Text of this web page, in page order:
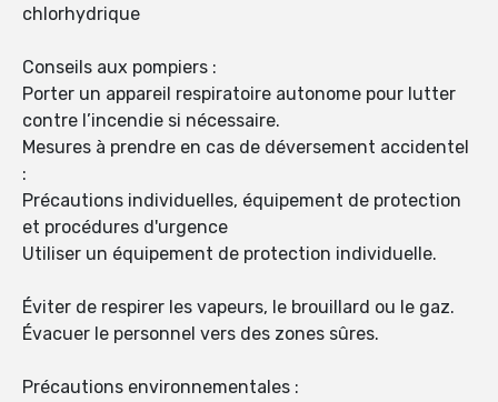
chlorhydrique
Conseils aux pompiers :
Porter un appareil respiratoire autonome pour lutter
contre l’incendie si nécessaire.
Mesures à prendre en cas de déversement accidentel
:
Précautions individuelles, équipement de protection
et procédures d'urgence
Utiliser un équipement de protection individuelle.
Éviter de respirer les vapeurs, le brouillard ou le gaz.
Évacuer le personnel vers des zones sûres.
Précautions environnementales :